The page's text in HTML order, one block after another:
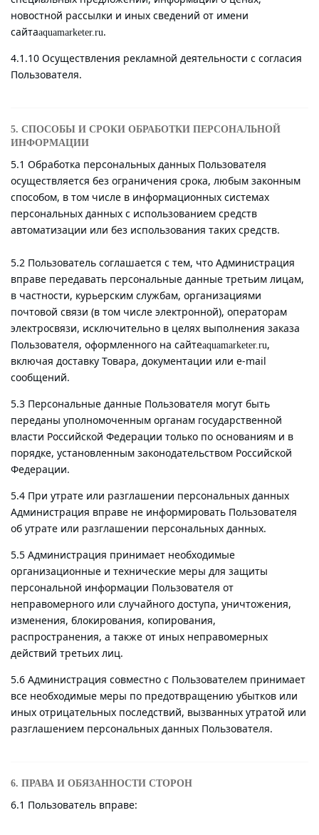
новостной рассылки и иных сведений от имени
сайтаaquamarketer.ru.
4.1.10 Осуществления рекламной деятельности с согласия
Пользователя.
5. СПОСОБЫ И СРОКИ ОБРАБОТКИ ПЕРСОНАЛЬНОЙ
ИНФОРМАЦИИ
5.1 Обработка персональных данных Пользователя
осуществляется без ограничения срока, любым законным
способом, в том числе в информационных системах
персональных данных с использованием средств
автоматизации или без использования таких средств.
5.2 Пользователь соглашается с тем, что Администрация
вправе передавать персональные данные третьим лицам,
в частности, курьерским службам, организациями
почтовой связи (в том числе электронной), операторам
электросвязи, исключительно в целях выполнения заказа
Пользователя, оформленного на сайтеaquamarketer.ru,
включая доставку Товара, документации или e-mail
сообщений.
5.3 Персональные данные Пользователя могут быть
переданы уполномоченным органам государственной
власти Российской Федерации только по основаниям и в
порядке, установленным законодательством Российской
Федерации.
5.4 При утрате или разглашении персональных данных
Администрация вправе не информировать Пользователя
об утрате или разглашении персональных данных.
5.5 Администрация принимает необходимые
организационные и технические меры для защиты
персональной информации Пользователя от
неправомерного или случайного доступа, уничтожения,
изменения, блокирования, копирования,
распространения, а также от иных неправомерных
действий третьих лиц.
5.6 Администрация совместно с Пользователем принимает
все необходимые меры по предотвращению убытков или
иных отрицательных последствий, вызванных утратой или
разглашением персональных данных Пользователя.
6. ПРАВА И ОБЯЗАННОСТИ СТОРОН
6.1 Пользователь вправе: